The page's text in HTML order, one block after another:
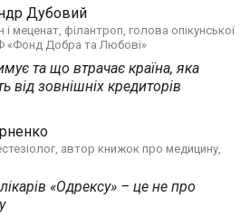
Дубовий
і меценат, філантроп, голова опікунської
«Фонд Добра та Любові»
та що втрачає країна, яка
від зовнішніх кредиторів
автор книжок про медицину,
«Одрексу» – це не про